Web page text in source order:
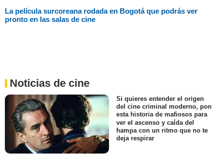
La película surcoreana rodada en Bogotá que podrás ver
pronto en las salas de cine
Noticias de cine
Si quieres entender el origen
del cine criminal moderno, pon
esta historia de mafiosos para
ver el ascenso y caída del
hampa con un ritmo que no te
deja respirar